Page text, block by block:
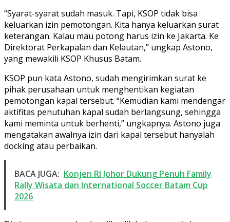
“Syarat-syarat sudah masuk. Tapi, KSOP tidak bisa
keluarkan izin pemotongan. Kita hanya keluarkan surat
keterangan. Kalau mau potong harus izin ke Jakarta. Ke
Direktorat Perkapalan dan Kelautan,” ungkap Astono,
yang mewakili KSOP Khusus Batam.
KSOP pun kata Astono, sudah mengirimkan surat ke
pihak perusahaan untuk menghentikan kegiatan
pemotongan kapal tersebut. “Kemudian kami mendengar
aktifitas penutuhan kapal sudah berlangsung, sehingga
kami meminta untuk berhenti,” ungkapnya. Astono juga
mengatakan awalnya izin dari kapal tersebut hanyalah
docking atau perbaikan.
BACA JUGA: Konjen RI Johor Dukung Penuh Family
Rally Wisata dan International Soccer Batam Cup
2026